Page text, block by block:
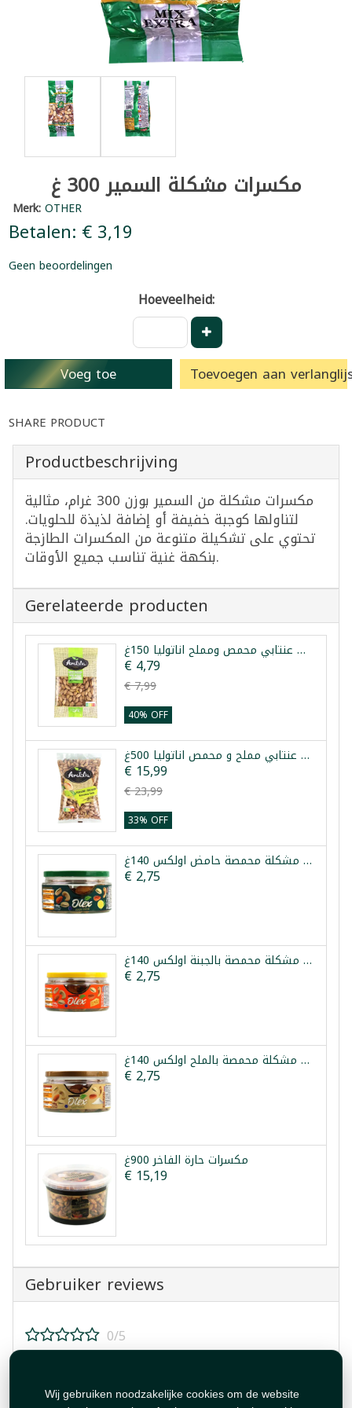
Wij gebruiken noodzakelijke cookies om de website
مكسرات مشكلة السمير 300 غ
Merk:OTHER
Betalen: € 3,19
Geen beoordelingen
Hoeveelheid:
Voeg toe Toevoegen aan
SHARE PRODUCT
Productbeschrijving
مكسرات مشكلة من السمير بوزن 300 غرام، مثالية
لتناولها كوجبة خفيفة أو إضافة لذيذة للحلويات.
تحتوي على تشكيلة متنوعة من المكسرات الطازجة
بنكهة غنية تناسب جميع الأوقات.
Gerelateerde producten
فستق عنتابي محمص ومملح اناتوليا 150غ
€ 4,79
€ 7,99
40% OFF
فستق عنتابي مملح و محمص اناتوليا 500غ
€ 15,99
€ 23,99
33% OFF
مكسرات مشكلة محمصة حامض اولكس 140غ
€ 2,75
مكسرات مشكلة محمصة بالجبنة اولكس 140غ
€ 2,75
مكسرات مشكلة محمصة بالملح اولكس 140غ
€ 2,75
مكسرات حارة الفاخر 900غ
€ 15,19
Gebruiker reviews
0/5